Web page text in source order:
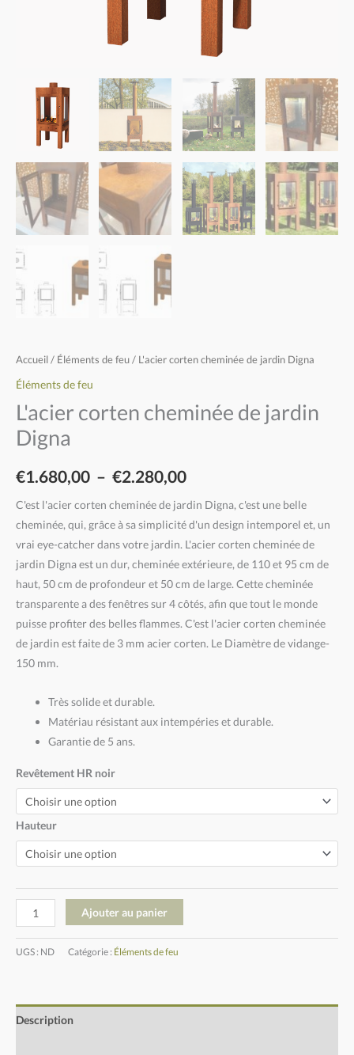
Accueil / Éléments de feu / L'acier corten cheminée de jardin Digna
Éléments de feu
L'acier corten cheminée de jardin
Digna
€1.680,00 – €2.280,00
C'est l'acier corten cheminée de jardin Digna, c'est une belle
cheminée, qui, grâce à sa simplicité d'un design intemporel et, un
vrai eye-catcher dans votre jardin. L'acier corten cheminée de
jardin Digna est un dur, cheminée extérieure, de 110 et 95 cm de
haut, 50 cm de profondeur et 50 cm de large. Cette cheminée
transparente a des fenêtres sur 4 côtés, afin que tout le monde
puisse profiter des belles flammes. C'est l'acier corten cheminée
de jardin est faite de 3 mm acier corten. Le Diamètre de vidange-
150 mm.
Très solide et durable.
Matériau résistant aux intempéries et durable.
Garantie de 5 ans.
Revêtement HR noir
Hauteur
Ajouter au panier
UGS : ND Catégorie : Éléments de feu
Description